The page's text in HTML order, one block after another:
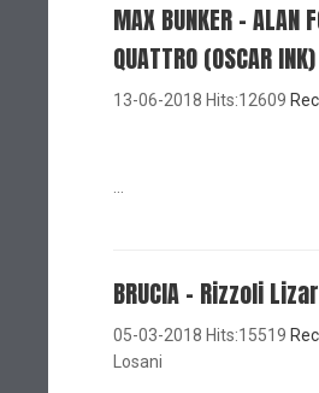
MAX BUNKER – ALAN
QUATTRO (OSCAR INK)
13-06-2018 Hits:12609
BRUCIA - Rizzoli
05-03-2018 Hits:15519
Losani